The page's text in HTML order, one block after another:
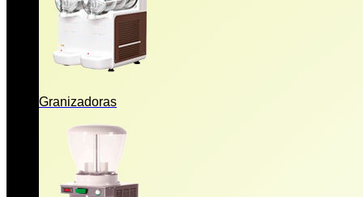
Granizadoras